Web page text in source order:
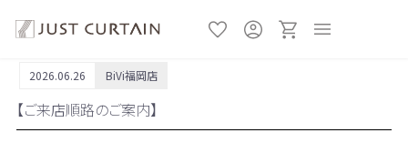
2026.06.26 BiVi福岡店
【ご来店順路のご案内】